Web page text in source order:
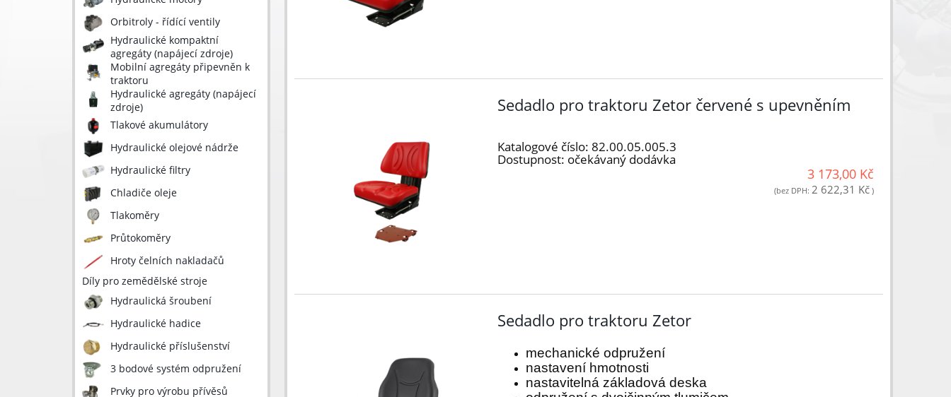
Orbitroly - řídící ventily
Hydraulické kompaktní
agregáty (napájecí zdroje)
Mobilní agregáty připevněn k
traktoru
Hydraulické agregáty (napájecí
zdroje)
Tlakové akumulátory
Hydraulické olejové nádrže
Hydraulické filtry
Chladiče oleje
Tlakoměry
Průtokoměry
Hroty čelních nakladačů
Díly pro zemědělské stroje
Hydraulická šroubení
Hydraulické hadice
Hydraulické příslušenství
3 bodové systém odpružení
Prvky pro výrobu přívěsů
Sedadlo pro traktoru Zetor červené s upevněním
Katalogové číslo: 82.00.05.005.3
Dostupnost: očekávaný dodávka
3 173,00 Kč
(bez DPH: 2 622,31 Kč)
Sedadlo pro traktoru Zetor
mechanické odpružení
nastavení hmotnosti
nastavitelná základová deska